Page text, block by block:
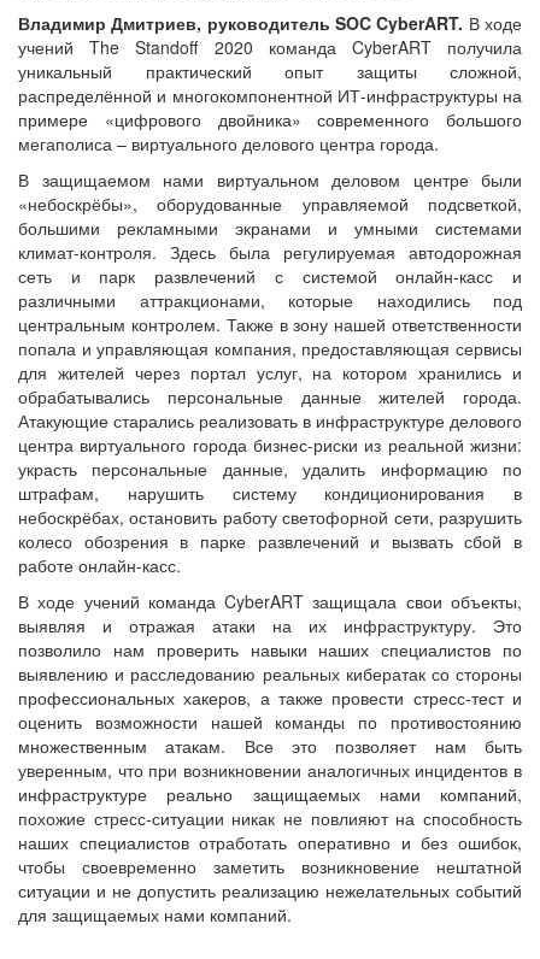
Владимир Дмитриев, руководитель SOC CyberART. В ходе
учений The Standoff 2020 команда CyberART получила
уникальный практический опыт защиты сложной,
распределённой и многокомпонентной ИТ-инфраструктуры на
примере «цифрового двойника» современного большого
мегаполиса – виртуального делового центра города.
В защищаемом нами виртуальном деловом центре были
«небоскрёбы», оборудованные управляемой подсветкой,
большими рекламными экранами и умными системами
климат-контроля. Здесь была регулируемая автодорожная
сеть и парк развлечений с системой онлайн-касс и
различными аттракционами, которые находились под
центральным контролем. Также в зону нашей ответственности
попала и управляющая компания, предоставляющая сервисы
для жителей через портал услуг, на котором хранились и
обрабатывались персональные данные жителей города.
Атакующие старались реализовать в инфраструктуре делового
центра виртуального города бизнес-риски из реальной жизни:
украсть персональные данные, удалить информацию по
штрафам, нарушить систему кондиционирования в
небоскрёбах, остановить работу светофорной сети, разрушить
колесо обозрения в парке развлечений и вызвать сбой в
работе онлайн-касс.
В ходе учений команда CyberART защищала свои объекты,
выявляя и отражая атаки на их инфраструктуру. Это
позволило нам проверить навыки наших специалистов по
выявлению и расследованию реальных кибератак со стороны
профессиональных хакеров, а также провести стресс-тест и
оценить возможности нашей команды по противостоянию
множественным атакам. Все это позволяет нам быть
уверенным, что при возникновении аналогичных инцидентов в
инфраструктуре реально защищаемых нами компаний,
похожие стресс-ситуации никак не повлияют на способность
наших специалистов отработать оперативно и без ошибок,
чтобы своевременно заметить возникновение нештатной
ситуации и не допустить реализацию нежелательных событий
для защищаемых нами компаний.